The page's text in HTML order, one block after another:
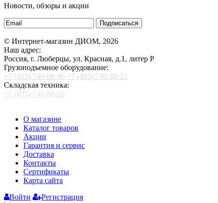
Новости, обзоры и акции
Подписаться
© Интернет-магазин ДИОМ, 2026
Наш адрес:
Россия, г. Люберцы, ул. Красная, д.1, литер Р
Грузоподъемное оборудование:
+7 (495) 740-88-96 +7 (495) 740-88-23
Складская техника:
+7 (495) 740-88-96
О магазине
Каталог товаров
Акции
Гарантия и сервис
Доставка
Контакты
Сертификаты
Карта сайта
Войти
Регистрация